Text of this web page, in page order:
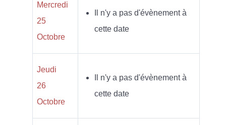
Mercredi
25
Octobre
Il n'y a pas d'évènement à
cette date
Jeudi
26
Octobre
Il n'y a pas d'évènement à
cette date